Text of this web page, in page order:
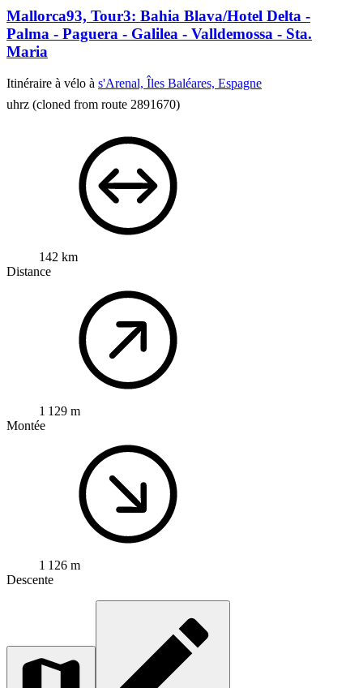
Mallorca93, Tour3: Bahia Blava/Hotel Delta -
Palma - Paguera - Galilea - Valldemossa - Sta.
Maria
Itinéraire à vélo à s'Arenal, Îles Baléares, Espagne
uhrz (cloned from route 2891670)
142 km
Distance
1 129 m
Montée
1 126 m
Descente